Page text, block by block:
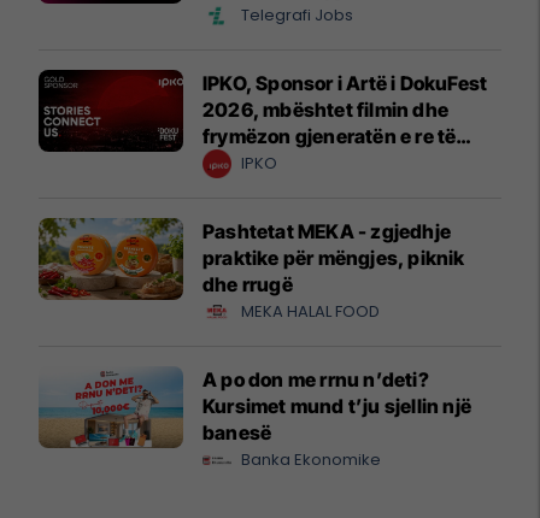
Telegrafi Jobs
IPKO, Sponsor i Artë i DokuFest
2026, mbështet filmin dhe
frymëzon gjeneratën e re të
krijuesve
IPKO
Pashtetat MEKA - zgjedhje
praktike për mëngjes, piknik
dhe rrugë
MEKA HALAL FOOD
A po don me rrnu n’deti?
Kursimet mund t’ju sjellin një
banesë
Banka Ekonomike